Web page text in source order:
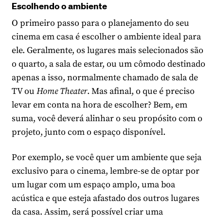
Escolhendo o ambiente
O primeiro passo para o planejamento do seu
cinema em casa é escolher o ambiente ideal para
ele. Geralmente, os lugares mais selecionados são
o quarto, a sala de estar, ou um cômodo destinado
apenas a isso, normalmente chamado de sala de
TV ou Home Theater. Mas afinal, o que é preciso
levar em conta na hora de escolher? Bem, em
suma, você deverá alinhar o seu propósito com o
projeto, junto com o espaço disponível.
Por exemplo, se você quer um ambiente que seja
exclusivo para o cinema, lembre-se de optar por
um lugar com um espaço amplo, uma boa
acústica e que esteja afastado dos outros lugares
da casa. Assim, será possível criar uma